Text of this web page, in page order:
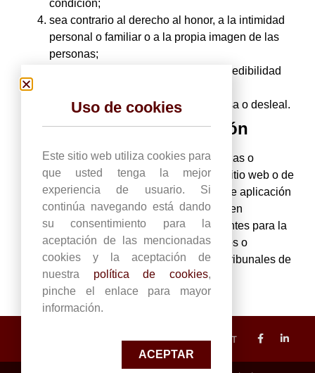
condición;
sea contrario al derecho al honor, a la intimidad
personal o familiar o a la propia imagen de las
personas;
de cualquier manera perjudique la credibilidad
constituya publicidad ilícita, engañosa o desleal.
Ley Aplicable y Jurisdicción
Para la resolución de todas las controversias o
cuestiones relacionadas con el presente sitio web o de
las actividades en él desarrolladas, será de aplicación
la legislación española, a la que se someten
expresamente las partes, siendo competentes para la
resolución de todos los conflictos derivados o
relacionados con su uso los Juzgados y Tribunales de
LLEIDA.
ESP CAT
Uso de cookies
Este sitio web utiliza cookies para
que usted tenga la mejor
experiencia de usuario. Si
continúa navegando está dando
su consentimiento para la
aceptación de las mencionadas
cookies y la aceptación de
nuestra política de cookies,
pinche el enlace para mayor
información.
ACEPTAR